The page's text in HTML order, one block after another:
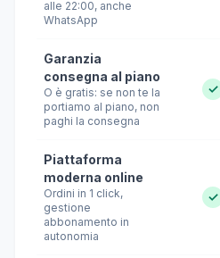
alle 22:00, anche
WhatsApp
Garanzia
consegna al piano
O è gratis: se non te la
portiamo al piano, non
paghi la consegna
✓
Piattaforma
moderna online
Ordini in 1 click,
gestione
abbonamento in
autonomia
✓